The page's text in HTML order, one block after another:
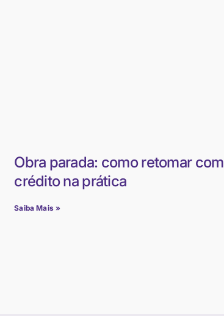
Obra parada: como retomar com
crédito na prática
Saiba Mais »